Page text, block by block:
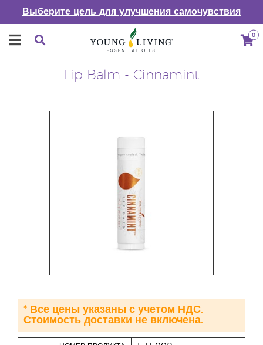
Выберите цель для улучшения самочувствия
0
Lip Balm - Cinnamint
* Все цены указаны с учетом НДС.
Стоимость доставки не включена.